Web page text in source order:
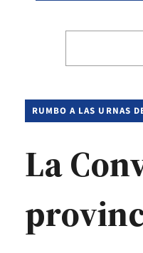
RUMBO A LAS URNAS
La